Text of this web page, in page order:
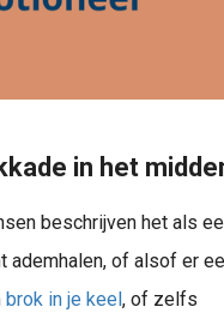
in het
beschrijven het als
of alsof er
brok in je keel , of zelfs